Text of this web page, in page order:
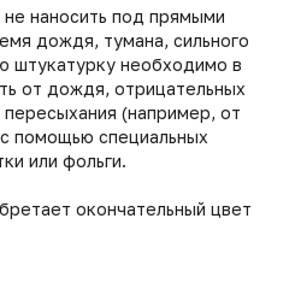
наносить под прямыми
дождя, тумана, сильного
штукатурку необходимо в
от дождя, отрицательных
(например, от
помощью специальных
или фольги.
окончательный цвет